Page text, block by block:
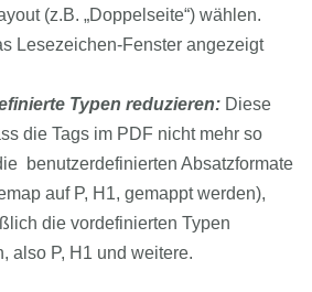
(z.B. „Doppelseite“) wählen.
Lesezeichen-Fenster angezeigt
Typen reduzieren: Diese
die Tags im PDF nicht mehr so
benutzerdefinierten Absatzformate
auf P, H1, gemappt werden),
die vordefinierten Typen
also P, H1 und weitere.